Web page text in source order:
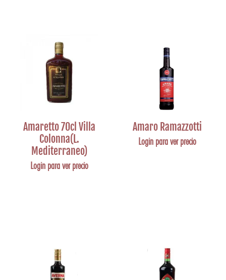
Amaretto 70cl Villa
Colonna(L.
Mediterraneo)
Login para ver precio
Amaro Ramazzotti
Login para ver precio